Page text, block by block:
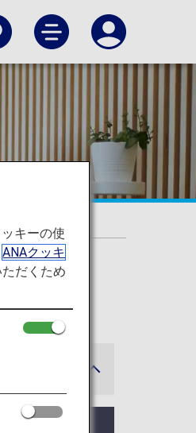
キーの使
ANAクッキ
だくため